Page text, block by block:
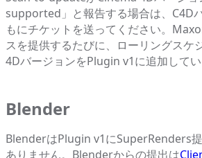
supported」と報告する場合は、C4D
もにチケットを送ってください。
スを提供するたびに、ローリングスケ
4DバージョンをPlugin v1に追加してい
Blender
BlenderはPlugin v1にSuperRenders
ありません。Blenderからの提出は